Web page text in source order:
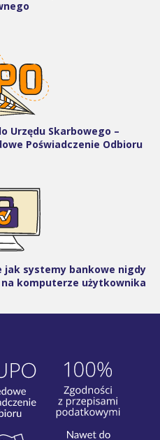
Urzędu Skarbowego –
Poświadczenie Odbioru
jak systemy bankowe nigdy
komputerze użytkownika